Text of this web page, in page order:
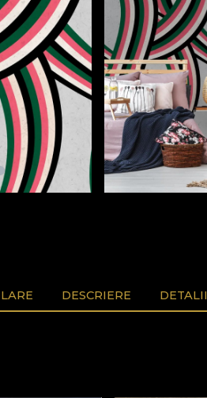
DESCRIERE DETALII